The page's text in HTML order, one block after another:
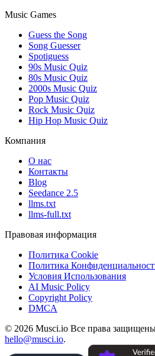
Music Games
Guess the Song
Song Guesser
Spotiguess
90s Music Quiz
80s Music Quiz
2000s Music Quiz
Pop Music Quiz
Rock Music Quiz
Hip Hop Music Quiz
Компания
О нас
Контакты
Blog
Seedance 2.5
llms.txt
llms-full.txt
Правовая информация
Политика Cookie
Политика
Условия Использования
AI Music Policy
Copyright Policy
DMCA
© 2026 Musci.io Все права
hello@musci.io.